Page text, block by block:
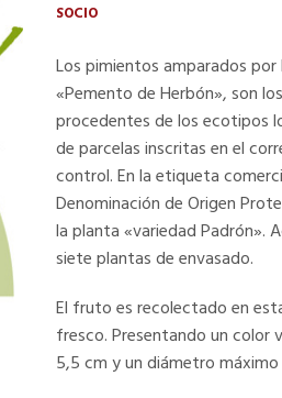
SOCIO
Los pimientos amparados por
«Pemento de Herbón», son
procedentes de los ecotipos
de parcelas inscritas en el
control. En la etiqueta
Denominación de Origen
la planta «variedad Padrón».
siete plantas de envasado.
El fruto es recolectado en
fresco. Presentando un color
5,5 cm y un diámetro